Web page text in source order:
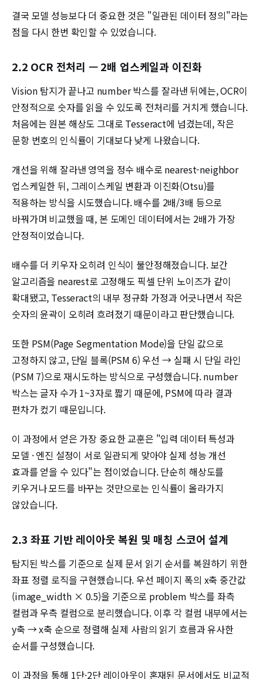
결국 모델 성능보다 더 중요한 것은 "일관된 데이터 정의"라는
점을 다시 한번 확인할 수 있었습니다.
2.2 OCR 전처리 — 2배 업스케일과 이진화
Vision 탐지가 끝나고 number 박스를 잘라낸 뒤에는, OCR이
안정적으로 숫자를 읽을 수 있도록 전처리를 거치게 했습니다.
처음에는 원본 해상도 그대로 Tesseract에 넘겼는데, 작은
문항 번호의 인식률이 기대보다 낮게 나왔습니다.
개선을 위해 잘라낸 영역을 정수 배수로 nearest-neighbor
업스케일한 뒤, 그레이스케일 변환과 이진화(Otsu)를
적용하는 방식을 시도했습니다. 배수를 2배/3배 등으로
바꿔가며 비교했을 때, 본 도메인 데이터에서는 2배가 가장
안정적이었습니다.
배수를 더 키우자 오히려 인식이 불안정해졌습니다. 보간
알고리즘을 nearest로 고정해도 픽셀 단위 노이즈가 같이
확대됐고, Tesseract의 내부 정규화 가정과 어긋나면서 작은
숫자의 윤곽이 오히려 흐려졌기 때문이라고 판단했습니다.
또한 PSM(Page Segmentation Mode)을 단일 값으로
고정하지 않고, 단일 블록(PSM 6) 우선 → 실패 시 단일 라인
(PSM 7)으로 재시도하는 방식으로 구성했습니다. number
박스는 글자 수가 1~3자로 짧기 때문에, PSM에 따라 결과
편차가 컸기 때문입니다.
이 과정에서 얻은 가장 중요한 교훈은 "입력 데이터 특성과
모델 · 엔진 설정이 서로 일관되게 맞아야 실제 성능 개선
효과를 얻을 수 있다"는 점이었습니다. 단순히 해상도를
키우거나 모드를 바꾸는 것만으로는 인식률이 올라가지
않았습니다.
2.3 좌표 기반 레이아웃 복원 및 매칭 스코어 설계
탐지된 박스를 기준으로 실제 문서 읽기 순서를 복원하기 위한
좌표 정렬 로직을 구현했습니다. 우선 페이지 폭의 x축 중간값
(image_width × 0.5)을 기준으로 problem 박스를 좌측
컬럼과 우측 컬럼으로 분리했습니다. 이후 각 컬럼 내부에서는
y축 → x축 순으로 정렬해 실제 사람의 읽기 흐름과 유사한
순서를 구성했습니다.
이 과정을 통해 1단·2단 레이아웃이 혼재된 문서에서도 비교적